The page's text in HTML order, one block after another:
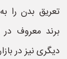
برند معروف
دیگری نیز در